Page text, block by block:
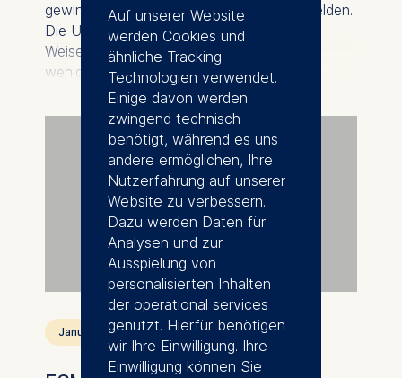
gewinnen können, die sich nie zu Wort melden.
Die Untersuchung zeigt, dass die Art und
Weise, wie sie in Online-Diskussionen mit
wenigen lautstarken Teilnehmenden
interagieren, maßgeblich prägt, wie das
größere, stille Publikum ihre Ideen wahrnimmt
und unterstützt.
January 5, 2026
Auf unserer Website
werden Cookies und
ähnliche Tracking-
Technologien verwendet.
Einige davon werden
zwingend technisch
benötigt, während es uns
andere ermöglichen, Ihre
Nutzerfahrung auf unserer
Website zu verbessern.
Dazu werden Daten für
Analysen und zur
Ausspielung von
personalisierten Inhalten
der operational services
genutzt. Hierfür benötigen
wir Ihre Einwilligung. Ihre
Einwilligung können Sie